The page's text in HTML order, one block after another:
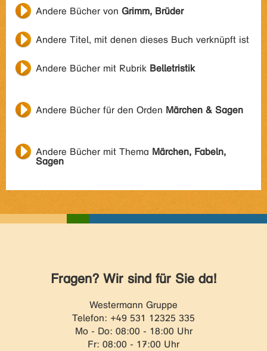
Andere Bücher von Grimm, Brüder
Andere Titel, mit denen dieses Buch verknüpft ist
Andere Bücher mit Rubrik Belletristik
Andere Bücher für den Orden Märchen & Sagen
Andere Bücher mit Thema Märchen, Fabeln,
Sagen